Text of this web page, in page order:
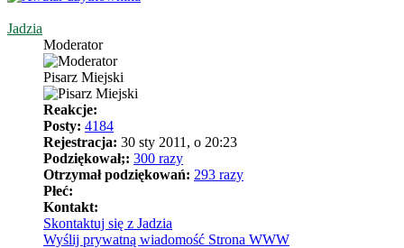
Jadzia
Moderator
Pisarz Miejski
Reakcje:
Posty: 4184
Rejestracja: 30 sty 2011, o 20:23
Podziękował;: 300 razy
Otrzymał podziękowań: 293 razy
Płeć:
Kontakt:
Skontaktuj się z Jadzia
Wyślij prywatną wiadomość Strona WWW